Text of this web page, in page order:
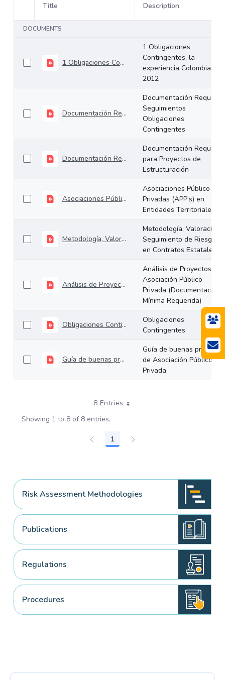
Item Selection
Title Description
DOCUMENTS
1 Obligaciones Contingentes, la experiencia Colombiana 2012
1 Obligaciones
Contingentes, la
experiencia Colombiana
2012
Documentación Requerida Seguimientos Obligaciones Contingentes
Documentación
Seguimientos
Obligaciones
Contingentes
Documentación Requerida para Proyectos de Estructuración
Documentación
para Proyectos de
Estructuración
Asociaciones Público Privadas (APP’s) en Entidades Territoriales
Asociaciones Público
Privadas (APP’s) en
Entidades Territoriales
Metodología, Valoración y Seguimiento de Riesgos en Contratos Estatales.
Metodología, Valoración y
Seguimiento de Riesgos
en Contratos Estatales.
Análisis de Proyectos de Asociación Público Privada (Documentación Mínima Requerida)
Análisis de Proyectos de
Asociación Público
Privada (Documentación
Mínima Requerida)
Obligaciones Contingentes
Obligaciones
Contingentes
Guía de buenas prácticas de Asociación Público-Privada
Guía de buenas prácticas
de Asociación Público-
Privada
8 Entries
Showing 1 to 8 of 8 entries.
Page
1
Risk Assessment Methodologies
Publications
Regulations
Procedures